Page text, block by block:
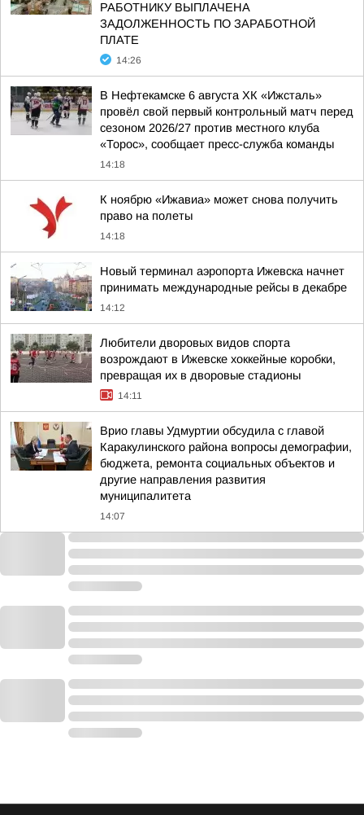
РАБОТНИКУ ВЫПЛАЧЕНА
ЗАДОЛЖЕННОСТЬ ПО ЗАРАБОТНОЙ
ПЛАТЕ
14:26
В Нефтекамске 6 августа ХК «Ижсталь»
провёл свой первый контрольный матч перед
сезоном 2026/27 против местного клуба
«Торос», сообщает пресс-служба команды
14:18
К ноябрю «Ижавиа» может снова получить
право на полеты
14:18
Новый терминал аэропорта Ижевска начнет
принимать международные рейсы в декабре
14:12
Любители дворовых видов спорта
возрождают в Ижевске хоккейные коробки,
превращая их в дворовые стадионы
14:11
Врио главы Удмуртии обсудила с главой
Каракулинского района вопросы демографии,
бюджета, ремонта социальных объектов и
другие направления развития
муниципалитета
14:07